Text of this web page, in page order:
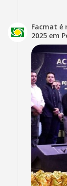
Facmat é
2025 em